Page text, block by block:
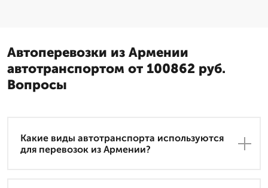
Автоперевозки из Армении
автотранспортом от 100862 руб.
Вопросы
Какие виды автотранспорта используются
для перевозок из Армении?